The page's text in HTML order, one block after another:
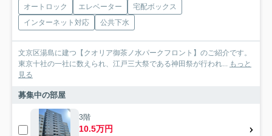
オートロック エレベーター
宅配ボックス
インターネット対応
公共下水
文京区湯島に建つ【クオリア御茶ノ水パークフロント】のご紹介です。
東京十社の一社に数えられ、江戸三大祭である神田祭が行われ... もっと
見る
募集中の部屋
3階
10.5万円